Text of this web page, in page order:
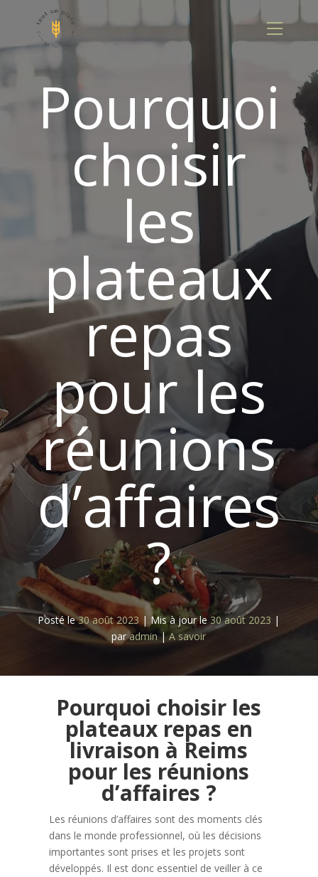
Pourquoi
choisir
les
plateaux
repas
pour les
réunions
d’affaires
?
Posté le30 août 2023|Mis à jour le30 août 2023 |
paradmin|A savoir
Pourquoi choisir les
plateaux repas en
livraison à Reims
pour les réunions
d’affaires ?
Les réunions d’affaires sont des moments clés
dans le monde professionnel, où les décisions
importantes sont prises et les projets sont
développés. Il est donc essentiel de veiller à ce
Panneau de gestion des cookies